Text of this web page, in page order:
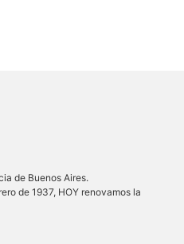
de Buenos Aires.
de 1937, HOY renovamos la